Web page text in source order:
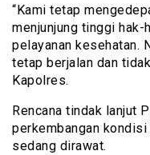
“Kami tetap
menjunjung tinggi hak-
pelayanan kesehatan.
tetap berjalan dan
Kapolres.
Rencana tindak lanjut
perkembangan
sedang dirawat.